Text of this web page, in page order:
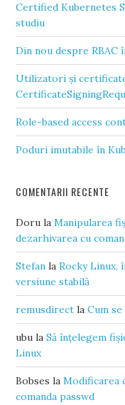
Certified Kubernetes
studiu
Din nou despre RBAC
Utilizatori și
Role-based access
Poduri imutabile în
COMENTARII RECENTE
Doru laManipularea
dezarhivarea cu
Stefan laRocky Linux,
versiune stabilă
remusdirect laCum
ubu laSă înțelegem
Linux
Bobses laModificarea
comanda passwd